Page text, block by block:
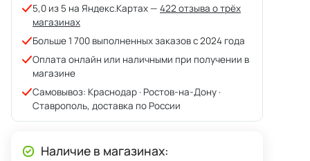
5,0 из 5 на Яндекс.Картах — 422 отзыва о трёх
магазинах
Больше 1 700 выполненных заказов с 2024 года
Оплата онлайн или наличными при получении в
магазине
Самовывоз: Краснодар · Ростов-на-Дону ·
Ставрополь, доставка по России
Наличие в магазинах: